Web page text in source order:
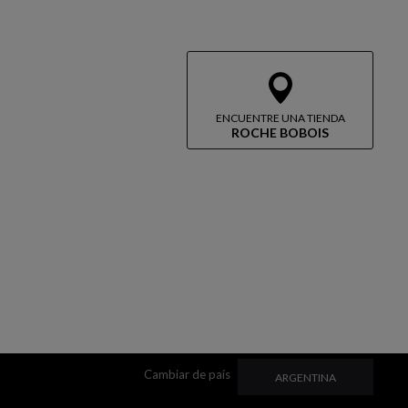
ENCUENTRE UNA TIENDA
ROCHE BOBOIS
Cambiar de país CAMBIAR DE PAÍS
ARGENTINA